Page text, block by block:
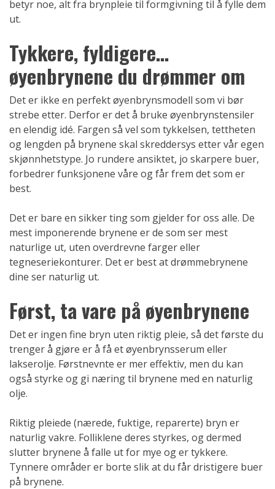
betyr noe, alt fra brynpleie til formgivning til å fylle dem
ut.
Tykkere, fyldigere…
øyenbrynene du drømmer om
Det er ikke en perfekt øyenbrynsmodell som vi bør
strebe etter. Derfor er det å bruke øyenbrynstensiler
en elendig idé. Fargen så vel som tykkelsen, tettheten
og lengden på brynene skal skreddersys etter vår egen
skjønnhetstype. Jo rundere ansiktet, jo skarpere buer,
forbedrer funksjonene våre og får frem det som er
best.
Det er bare en sikker ting som gjelder for oss alle. De
mest imponerende brynene er de som ser mest
naturlige ut, uten overdrevne farger eller
tegneseriekonturer. Det er best at drømmebrynene
dine ser naturlig ut.
Først, ta vare på øyenbrynene
Det er ingen fine bryn uten riktig pleie, så det første du
trenger å gjøre er å få et øyenbrynsserum eller
lakserolje. Førstnevnte er mer effektiv, men du kan
også styrke og gi næring til brynene med en naturlig
olje.
Riktig pleiede (nærede, fuktige, reparerte) bryn er
naturlig vakre. Folliklene deres styrkes, og dermed
slutter brynene å falle ut for mye og er tykkere.
Tynnere områder er borte slik at du får dristigere buer
på brynene.